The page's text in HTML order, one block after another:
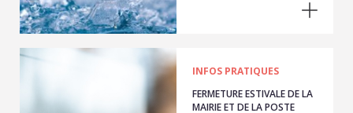
INFOS PRATIQUES
FERMETURE ESTIVALE DE LA
MAIRIE ET DE LA POSTE